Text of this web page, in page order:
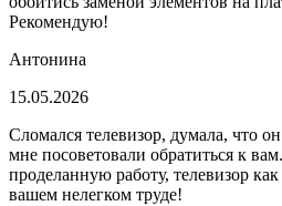
Рекомендую!
Антонина
15.05.2026
Сломался телевизор, думала, что
мне посоветовали обратиться к
проделанную работу, телевизор
вашем нелегком труде!